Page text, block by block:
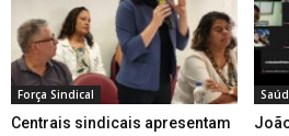
Força Sindical
Centrais sindicais apresentam